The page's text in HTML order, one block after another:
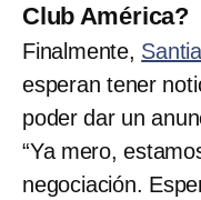
Club América?
Finalmente,
esperan tener
poder dar un
“Ya mero,
negociación.